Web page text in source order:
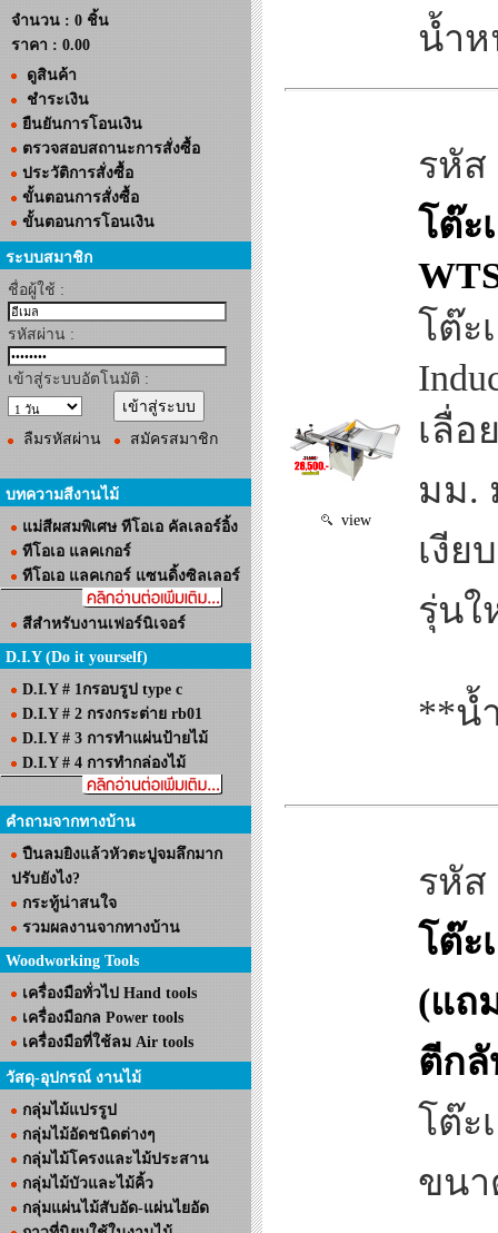
จำนวน : 0 ชิ้น
ราคา : 0.00
ดูสินค้า
ชำระเงิน
ยืนยันการโอนเงิน
ตรวจสอบสถานะการสั่งซื้อ
ประวัติการสั่งซื้อ
ขั้นตอนการสั่งซื้อ
ขั้นตอนการโอนเงิน
ระบบสมาชิก
ชื่อผู้ใช้ :
รหัสผ่าน :
เข้าสู่ระบบอัตโนมัติ :
ลืมรหัสผ่าน สมัครสมาชิก
บทความสีงานไม้
แม่สีผสมพิเศษ ทีโอเอ คัลเลอร์อิ้ง
ทีโอเอ แลคเกอร์
ทีโอเอ แลคเกอร์ แซนดิ้งซิลเลอร์
สีสำหรับงานเฟอร์นิเจอร์
D.I.Y (Do it yourself)
D.I.Y # 1กรอบรูป type c
D.I.Y # 2 กรงกระต่าย rb01
D.I.Y # 3 การทำแผ่นป้ายไม้
D.I.Y # 4 การทำกล่องไม้
คำถามจากทางบ้าน
ปืนลมยิงแล้วหัวตะปูจมลึกมาก
ปรับยังไง?
กระทู้น่าสนใจ
รวมผลงานจากทางบ้าน
Woodworking Tools
เครื่องมือทั่วไป Hand tools
เครื่องมือกล Power tools
เครื่องมือที่ใช้ลม Air tools
วัสดุ-อุปกรณ์ งานไม้
กลุ่มไม้แปรรูป
กลุ่มไม้อัดชนิดต่างๆ
กลุ่มไม้โครงและไม้ประสาน
กลุ่มไม้บัวและไม้คิ้ว
กลุ่มแผ่นไม้สับอัด-แผ่นไยอัด
น้ำห
view
รหัส
โต๊ะ
โต๊ะ
เลื่อ
มม.
เงีย
รุ่นใ
**น้
รหัส
โต๊ะ
(แถ
ตีกลั
โต๊ะ
ขนา